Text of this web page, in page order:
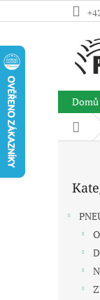
na
Domů